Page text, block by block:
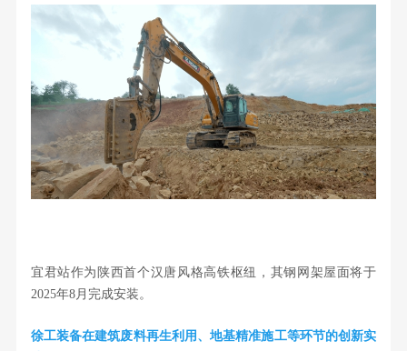
宜君站作为陕西首个汉唐风格高铁枢纽，其钢网架屋面将于
2025年8月完成安装。
徐工装备在建筑废料再生利用、地基精准施工等环节的创新实